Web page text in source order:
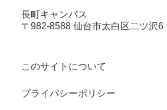
長町キャンパス
〒982-8588 仙台市太白区二ツ沢6
このサイトについて
プライバシーポリシー